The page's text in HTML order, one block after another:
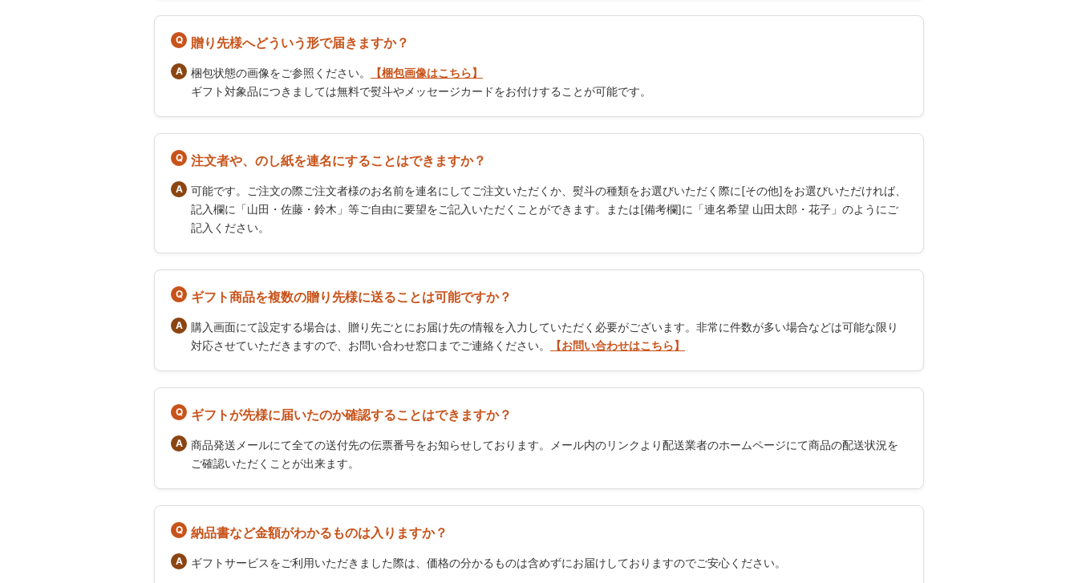
贈り先様へどういう形で届きますか？
梱包状態の画像をご参照ください。
【梱包画像はこちら】
ギフト対象品につきましては無料で熨斗やメッセージカードをお付けすることが可能です。
注文者や、のし紙を連名にすることはできますか？
可能です。ご注文の際ご注文者様のお名前を連名にしてご注文いただくか、熨斗の種類をお選びいただく際に[その他]をお選びいただければ、
記入欄に「山田・佐藤・鈴木」等ご自由に要望をご記入いただくことができます。または[備考欄]に「連名希望 山田太郎・花子」のようにご
記入ください。
ギフト商品を複数の贈り先様に送ることは可能ですか？
購入画面にて設定する場合は、贈り先ごとにお届け先の情報を入力していただく必要がございます。非常に件数が多い場合などは可能な限り
対応させていただきますので、お問い合わせ窓口までご連絡ください。
【お問い合わせはこちら】
ギフトが先様に届いたのか確認することはできますか？
商品発送メールにて全ての送付先の伝票番号をお知らせしております。メール内のリンクより配送業者のホームページにて商品の配送状況を
ご確認いただくことが出来ます。
納品書など金額がわかるものは入りますか？
ギフトサービスをご利用いただきました際は、価格の分かるものは含めずにお届けしておりますのでご安心ください。